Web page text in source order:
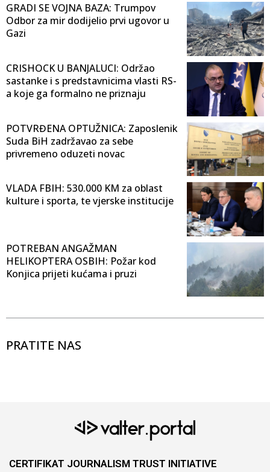
GRADI SE VOJNA BAZA: Trumpov
Odbor za mir dodijelio prvi ugovor u
Gazi
CRISHOCK U BANJALUCI: Održao
sastanke i s predstavnicima vlasti RS-
a koje ga formalno ne priznaju
POTVRĐENA OPTUŽNICA: Zaposlenik
Suda BiH zadržavao za sebe
privremeno oduzeti novac
VLADA FBIH: 530.000 KM za oblast
kulture i sporta, te vjerske institucije
POTREBAN ANGAŽMAN
HELIKOPTERA OSBIH: Požar kod
Konjica prijeti kućama i pruzi
PRATITE NAS
CERTIFIKAT JOURNALISM TRUST INITIATIVE